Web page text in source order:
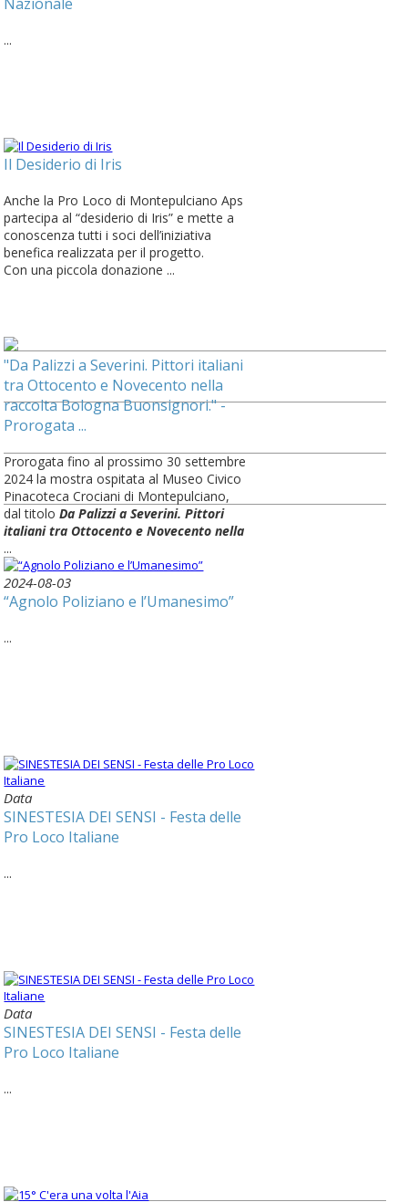
...
Il Desiderio di Iris
Anche la Pro Loco di Montepulciano Aps
partecipa al “desiderio di Iris” e mette a
conoscenza tutti i soci dell’iniziativa
benefica realizzata per il progetto.
Con una piccola donazione ...
"Da Palizzi a Severini. Pittori italiani
tra Ottocento e Novecento nella
raccolta Bologna Buonsignori." -
Prorogata ...
Prorogata fino al prossimo 30 settembre
2024 la mostra ospitata al Museo Civico
Pinacoteca Crociani di Montepulciano,
dal titoloDa Palizzi a Severini. Pittori
italiani tra Ottocento e Novecento nella
...
2024-08-03
“Agnolo Poliziano e l’Umanesimo”
...
Data
SINESTESIA DEI SENSI - Festa delle
Pro Loco Italiane
...
Data
SINESTESIA DEI SENSI - Festa delle
Pro Loco Italiane
...